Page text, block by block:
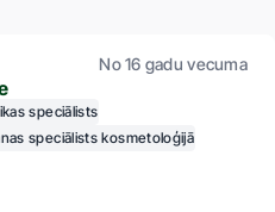
No 16 gadu vecuma
speciālists
speciālists kosmetoloģijā